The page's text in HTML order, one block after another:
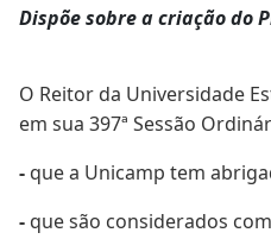
Dispõe sobre a criação do
O Reitor da Universidade
em sua 397ª Sessão
- que a Unicamp tem
- que são considerados